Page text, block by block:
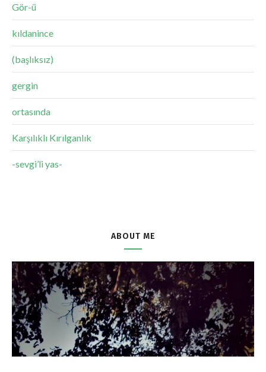
Gör-ü
kıldanince
(başlıksız)
gergin
ortasında
Karşılıklı Kırılganlık
-sevgi’li yas-
ABOUT ME